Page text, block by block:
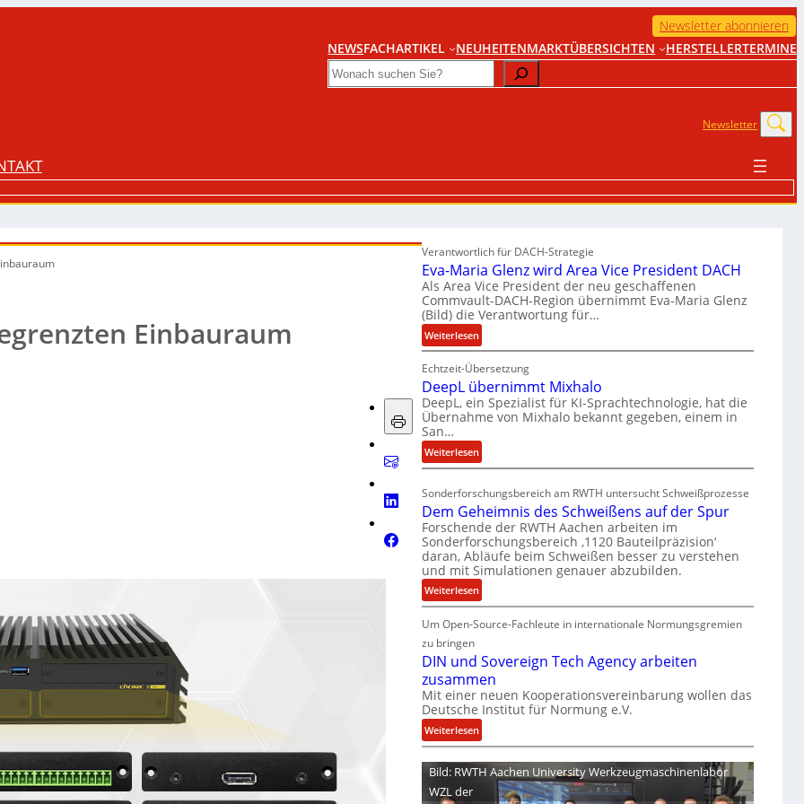
Newsletter abonnieren
NEWSFACHARTIKEL NEUHEITENMARKTÜBERSICHTEN HERSTELLERTERMINE
Search
Newsletter
Einbauraum
Verantwortlich für DACH-Strategie
Eva-Maria Glenz wird Area Vice President DACH
Als Area Vice President der neu geschaffenen
Commvault-DACH-Region übernimmt Eva-Maria Glenz
(Bild) die Verantwortung für…
Weiterlesen:
E
v
a
-
M
r
i
a
G
l
e
n
z
w
i
r
A
r
e
a
i
c
e
Echtzeit-Übersetzung
DeepL übernimmt Mixhalo
DeepL, ein Spezialist für KI-Sprachtechnologie, hat die
Übernahme von Mixhalo bekannt gegeben, einem in
San…
Weiterlesen:
D
p
L
ü
b
r
n
m
M
i
x
a
Sonderforschungsbereich am RWTH untersucht Schweißprozesse
Dem Geheimnis des Schweißens auf der Spur
Forschende der RWTH Aachen arbeiten im
Sonderforschungsbereich ‚1120 Bauteilpräzision‘
daran, Abläufe beim Schweißen besser zu verstehen
und mit Simulationen genauer abzubilden.
Weiterlesen:
D
e
G
e
h
e
m
n
i
Um Open-Source-Fachleute in internationale Normungsgremien
zu bringen
DIN und Sovereign Tech Agency arbeiten
zusammen
Mit einer neuen Kooperationsvereinbarung wollen das
Deutsche Institut für Normung e.V.
Weiterlesen:
D
I
N
Bild: RWTH Aachen University Werkzeugmaschinenlabor
WZL der